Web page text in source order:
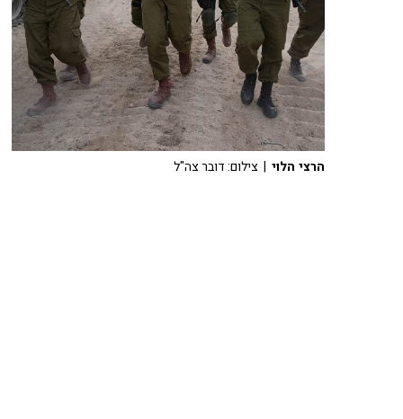
הרצי הלוי | צילום: דובר צה"ל